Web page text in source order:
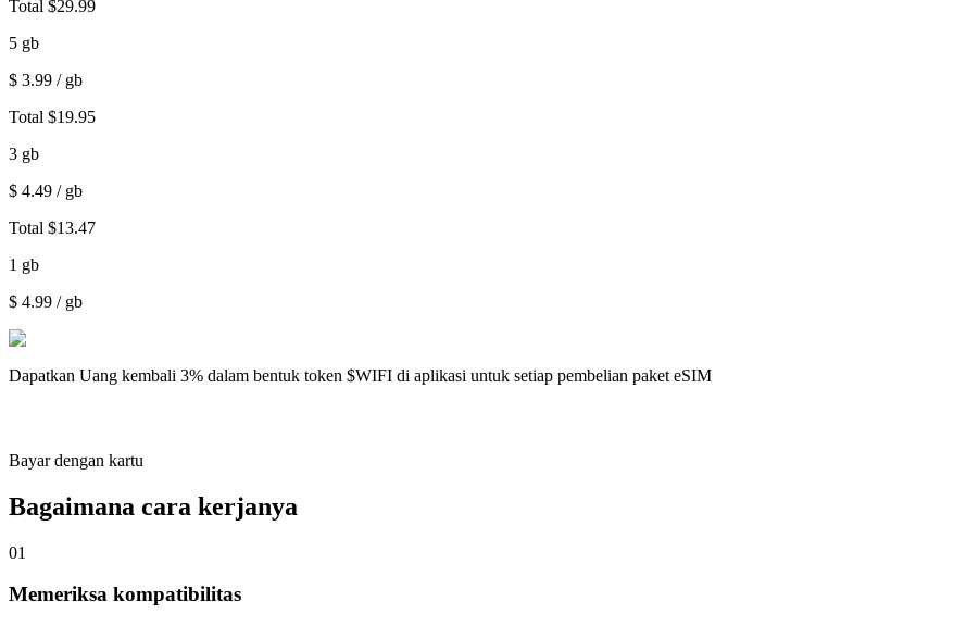
Total $29.99
5 gb
$ 3.99 / gb
Total $19.95
3 gb
$ 4.49 / gb
Total $13.47
1 gb
$ 4.99 / gb
Dapatkan Uang kembali 3% dalam bentuk token $WIFI di aplikasi untuk setiap pembelian paket eSIM
Bayar dengan kartu
Bagaimana cara kerjanya
01
Memeriksa kompatibilitas